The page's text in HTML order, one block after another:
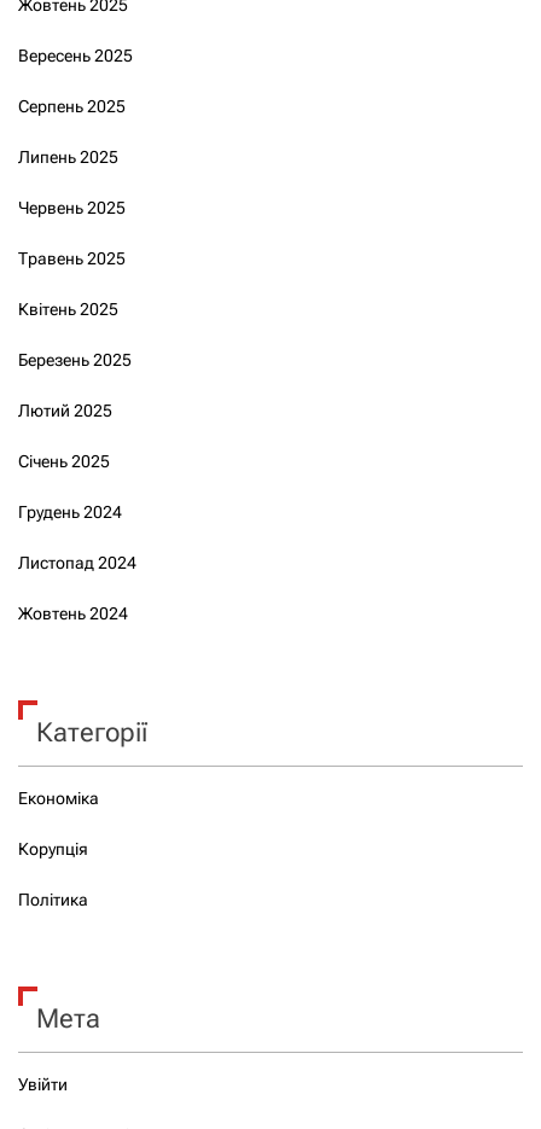
Жовтень 2025
Вересень 2025
Серпень 2025
Липень 2025
Червень 2025
Травень 2025
Квітень 2025
Березень 2025
Лютий 2025
Січень 2025
Грудень 2024
Листопад 2024
Жовтень 2024
Категорії
Економіка
Корупція
Політика
Мета
Увійти